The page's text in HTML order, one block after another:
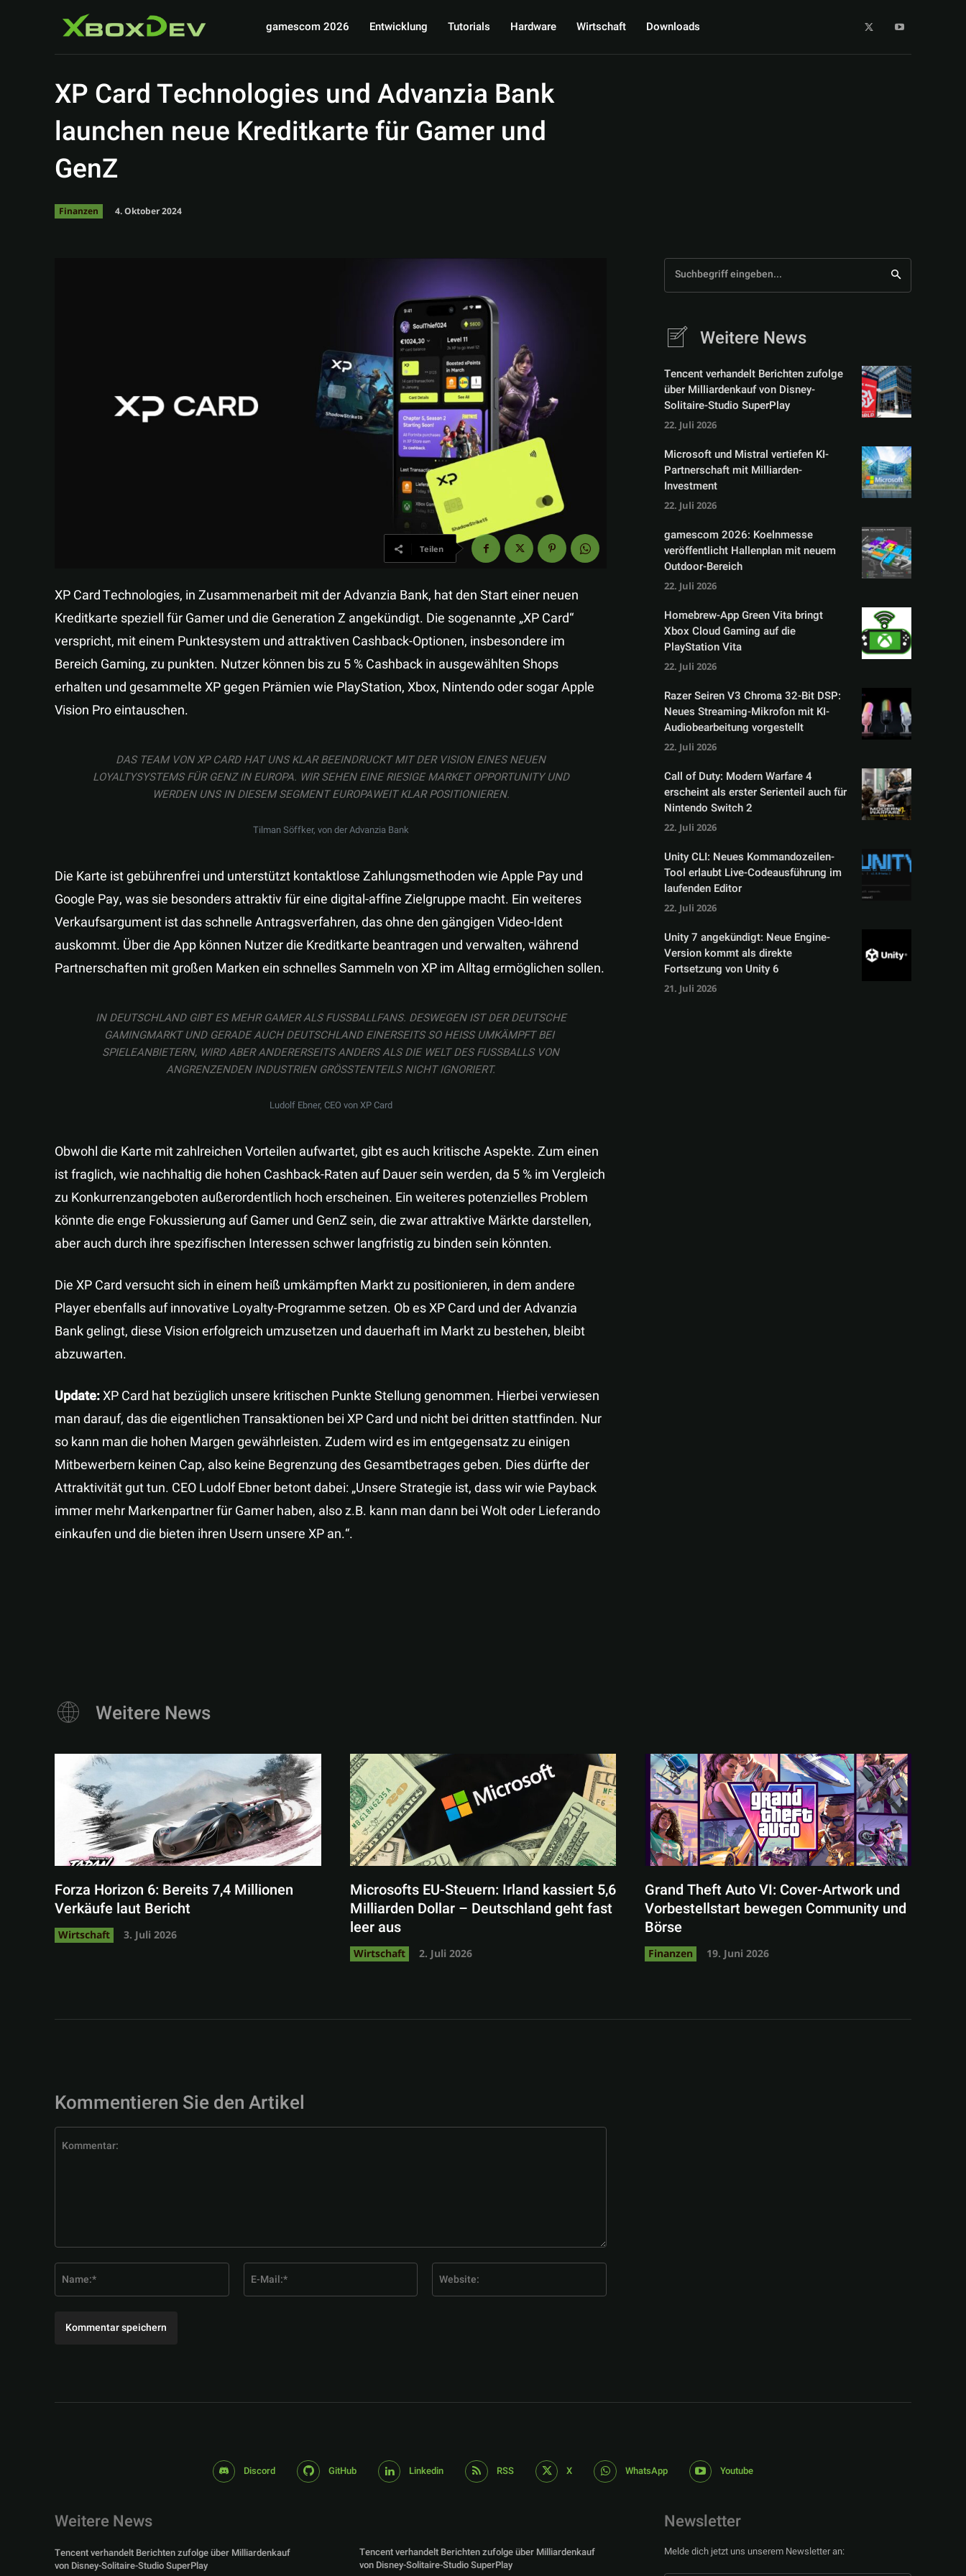
gamescom 2026 Entwicklung Tutorials Hardware Wirtschaft Downloads
XP Card Technologies und Advanzia Bank
launchen neue Kreditkarte für Gamer und
GenZ
Finanzen 4. Oktober 2024
Teilen
XP Card Technologies, in Zusammenarbeit mit der Advanzia Bank, hat den Start einer neuen
Kreditkarte speziell für Gamer und die Generation Z angekündigt. Die sogenannte „XP Card“
verspricht, mit einem Punktesystem und attraktiven Cashback-Optionen, insbesondere im
Bereich Gaming, zu punkten. Nutzer können bis zu 5 % Cashback in ausgewählten Shops
erhalten und gesammelte XP gegen Prämien wie PlayStation, Xbox, Nintendo oder sogar Apple
Vision Pro eintauschen.
DAS TEAM VON XP CARD HAT UNS KLAR BEEINDRUCKT MIT DER VISION EINES NEUEN
LOYALTYSYSTEMS FÜR GENZ IN EUROPA. WIR SEHEN EINE RIESIGE MARKET OPPORTUNITY UND
WERDEN UNS IN DIESEM SEGMENT EUROPAWEIT KLAR POSITIONIEREN.
Tilman Söffker, von der Advanzia Bank
Die Karte ist gebührenfrei und unterstützt kontaktlose Zahlungsmethoden wie Apple Pay und
Google Pay, was sie besonders attraktiv für eine digital-affine Zielgruppe macht. Ein weiteres
Verkaufsargument ist das schnelle Antragsverfahren, das ohne den gängigen Video-Ident
auskommt. Über die App können Nutzer die Kreditkarte beantragen und verwalten, während
Partnerschaften mit großen Marken ein schnelles Sammeln von XP im Alltag ermöglichen sollen.
IN DEUTSCHLAND GIBT ES MEHR GAMER ALS FUSSBALLFANS. DESWEGEN IST DER DEUTSCHE G
AMINGMARKT UND GERADE AUCH DEUTSCHLAND EINERSEITS SO HEISS UMKÄMPFT BEI S
PIELEANBIETERN, WIRD ABER ANDERERSEITS ANDERS ALS DIE WELT DES FUSSBALLS VON AN
GRENZENDEN INDUSTRIEN GRÖSSTENTEILS NICHT IGNORIERT.
Ludolf Ebner, CEO von XP Card
Obwohl die Karte mit zahlreichen Vorteilen aufwartet, gibt es auch kritische Aspekte. Zum einen
ist fraglich, wie nachhaltig die hohen Cashback-Raten auf Dauer sein werden, da 5 % im Vergleich
zu Konkurrenzangeboten außerordentlich hoch erscheinen. Ein weiteres potenzielles Problem
könnte die enge Fokussierung auf Gamer und GenZ sein, die zwar attraktive Märkte darstellen,
aber auch durch ihre spezifischen Interessen schwer langfristig zu binden sein könnten.
Die XP Card versucht sich in einem heiß umkämpften Markt zu positionieren, in dem andere
Player ebenfalls auf innovative Loyalty-Programme setzen. Ob es XP Card und der Advanzia
Bank gelingt, diese Vision erfolgreich umzusetzen und dauerhaft im Markt zu bestehen, bleibt
abzuwarten.
Update:XP Card hat bezüglich unsere kritischen Punkte Stellung genommen. Hierbei verwiesen
man darauf, das die eigentlichen Transaktionen bei XP Card und nicht bei dritten stattfinden. Nur
so kann man die hohen Margen gewährleisten. Zudem wird es im entgegensatz zu einigen
Mitbewerbern keinen Cap, also keine Begrenzung des Gesamtbetrages geben. Dies dürfte der
Attraktivität gut tun. CEO Ludolf Ebner betont dabei: „Unsere Strategie ist, dass wir wie Payback
immer mehr Markenpartner für Gamer haben, also z.B. kann man dann bei Wolt oder Lieferando
einkaufen und die bieten ihren Usern unsere XP an.“.
Suchbegriff eingeben...
Weitere News
Tencent verhandelt Berichten zufolge
über Milliardenkauf von Disney-
Solitaire-Studio SuperPlay
22. Juli 2026
Microsoft und Mistral vertiefen KI-
Partnerschaft mit Milliarden-
Investment
22. Juli 2026
gamescom 2026: Koelnmesse
veröffentlicht Hallenplan mit neuem
Outdoor-Bereich
22. Juli 2026
Homebrew-App Green Vita bringt
Xbox Cloud Gaming auf die
PlayStation Vita
22. Juli 2026
Razer Seiren V3 Chroma 32-Bit DSP:
Neues Streaming-Mikrofon mit KI-
Audiobearbeitung vorgestellt
22. Juli 2026
Call of Duty: Modern Warfare 4
erscheint als erster Serienteil auch für
Nintendo Switch 2
22. Juli 2026
Unity CLI: Neues Kommandozeilen-
Tool erlaubt Live-Codeausführung im
laufenden Editor
22. Juli 2026
Unity 7 angekündigt: Neue Engine-
Version kommt als direkte
Fortsetzung von Unity 6
21. Juli 2026
Weitere News
Forza Horizon 6: Bereits 7,4 Millionen
Verkäufe laut Bericht
Wirtschaft 3. Juli 2026
Microsofts EU-Steuern: Irland kassiert 5,6
Milliarden Dollar – Deutschland geht fast
leer aus
Wirtschaft 2. Juli 2026
Grand Theft Auto VI: Cover-Artwork und
Vorbestellstart bewegen Community und
Börse
Finanzen 19. Juni 2026
Kommentieren Sie den Artikel
Mail:*
Discord GitHub Linkedin RSS X WhatsApp Youtube
Weitere News
Tencent verhandelt Berichten zufolge über Milliardenkauf
von Disney-Solitaire-Studio SuperPlay
Tencent verhandelt Berichten zufolge über Milliardenkauf
von Disney-Solitaire-Studio SuperPlay
Newsletter
Melde dich jetzt uns unserem Newsletter an: